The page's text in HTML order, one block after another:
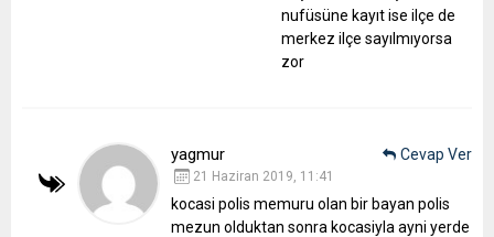
nufüsüne kayıt ise ilçe de
merkez ilçe sayılmıyorsa
zor
yagmur
21 Haziran 2019, 11:41
kocasi polis memuru olan bir bayan polis
mezun olduktan sonra kocasiyla ayni yerde
Cevap Ver